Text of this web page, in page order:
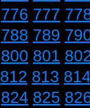
776 777
788 789
800 801
812 813
824 825